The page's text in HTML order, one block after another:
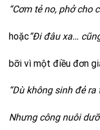
“Cơm tẻ no, phở cho
hoặc“Đi đâu xa…
bỡi vì một điều đơn
“Dù không sinh đẻ ra
Nhưng công nuôi